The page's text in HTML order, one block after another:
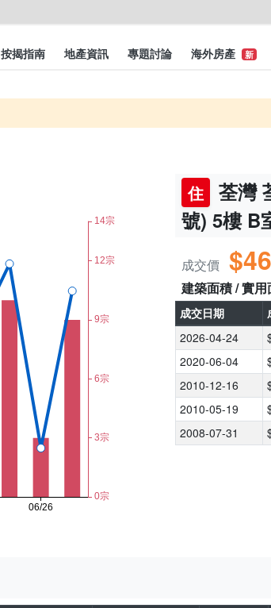
按揭指南 地產資訊 專題討論 海外房產 新
住
荃灣
號) 5樓 B
成交價
建築面積 / 實用
成交日期
2026-04-24
2020-06-04
2010-12-16
2010-05-19
2008-07-31